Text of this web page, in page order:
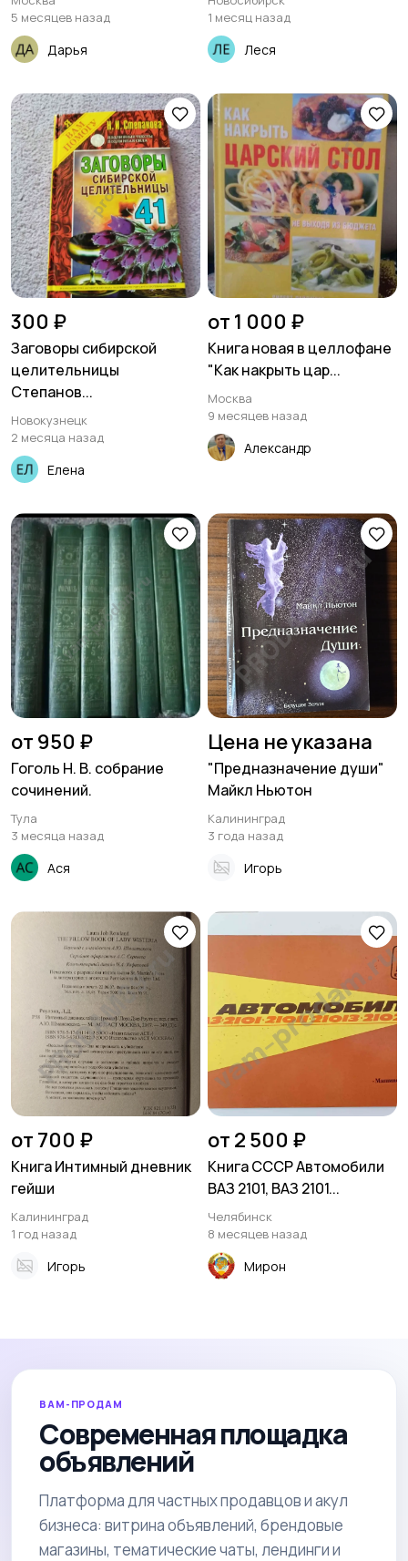
5 месяцев назад
Дарья
1 месяц назад
Леся
300 ₽
Заговоры сибирской
целительницы
Степанов...
Новокузнецк
2 месяца назад
Елена
от 1 000 ₽
Книга новая в целлофане
"Как накрыть цар...
Москва
9 месяцев назад
Александр
от 950 ₽
Гоголь Н. В. собрание
сочинений.
Тула
3 месяца назад
Ася
Цена не указана
"Предназначение души"
Майкл Ньютон
Калининград
3 года назад
Игорь
от 700 ₽
Книга Интимный дневник
гейши
Калининград
1 год назад
Игорь
от 2 500 ₽
Книга СССР Автомобили
ВАЗ 2101, ВАЗ 2101...
Челябинск
8 месяцев назад
Мирон
ВАМ-ПРОДАМ
Современная площадка
объявлений
Платформа для частных продавцов и акул
бизнеса: витрина объявлений, брендовые
магазины, тематические чаты, лендинги и